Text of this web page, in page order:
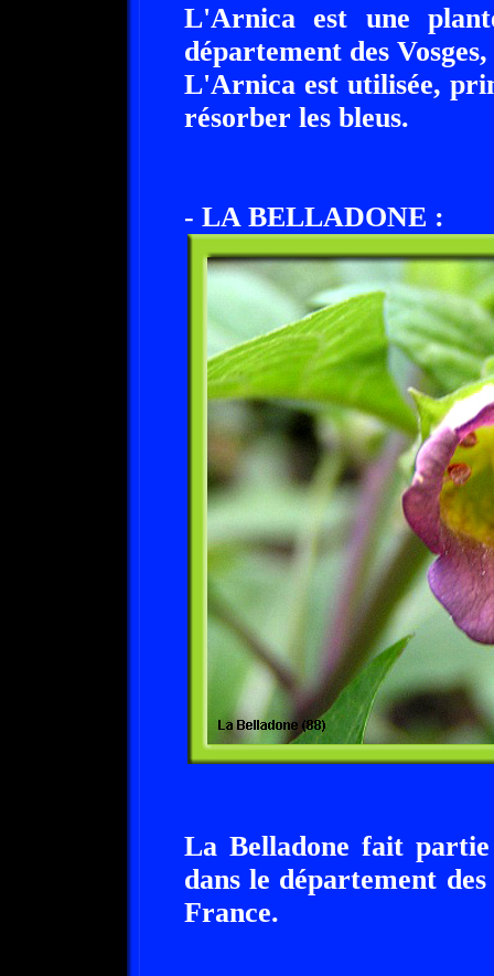
L'Arnica est une
département des
L'Arnica est utilisée,
résorber les bleus.
- LA BELLADONE :
La Belladone fait
dans le département
France.